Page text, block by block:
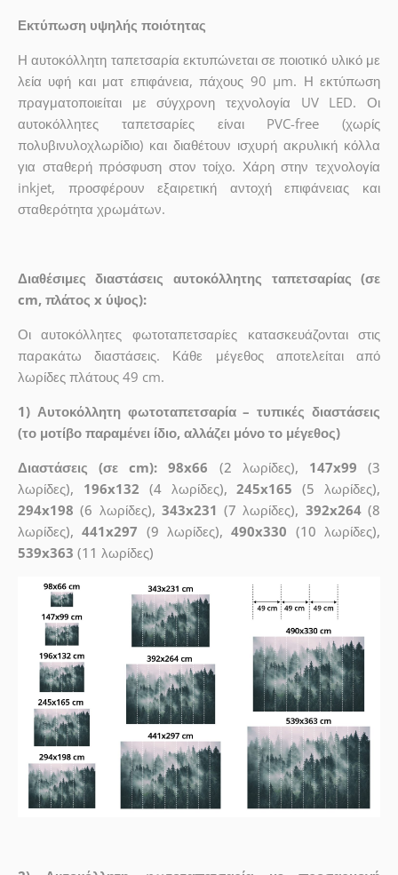
Εκτύπωση υψηλής ποιότητας
Η αυτοκόλλητη ταπετσαρία εκτυπώνεται σε ποιοτικό υλικό με
λεία υφή και ματ επιφάνεια, πάχους 90 µm. Η εκτύπωση
πραγματοποιείται με σύγχρονη τεχνολογία UV LED. Οι
αυτοκόλλητες ταπετσαρίες είναι PVC-free (χωρίς
πολυβινυλοχλωρίδιο) και διαθέτουν ισχυρή ακρυλική κόλλα
για σταθερή πρόσφυση στον τοίχο. Χάρη στην τεχνολογία
inkjet, προσφέρουν εξαιρετική αντοχή επιφάνειας και
σταθερότητα χρωμάτων.
Διαθέσιμες διαστάσεις αυτοκόλλητης ταπετσαρίας (σε
cm, πλάτος x ύψος):
Οι αυτοκόλλητες φωτοταπετσαρίες κατασκευάζονται στις
παρακάτω διαστάσεις. Κάθε μέγεθος αποτελείται από
λωρίδες πλάτους 49 cm.
1) Αυτοκόλλητη φωτοταπετσαρία – τυπικές διαστάσεις
(το μοτίβο παραμένει ίδιο, αλλάζει μόνο το μέγεθος)
Διαστάσεις (σε cm): 98x66 (2 λωρίδες), 147x99 (3
λωρίδες), 196x132 (4 λωρίδες),245x165 (5 λωρίδες),
294x198 (6 λωρίδες), 343x231 (7 λωρίδες), 392x264(8
λωρίδες),441x297 (9 λωρίδες),490x330 (10 λωρίδες),
539x363 (11 λωρίδες)